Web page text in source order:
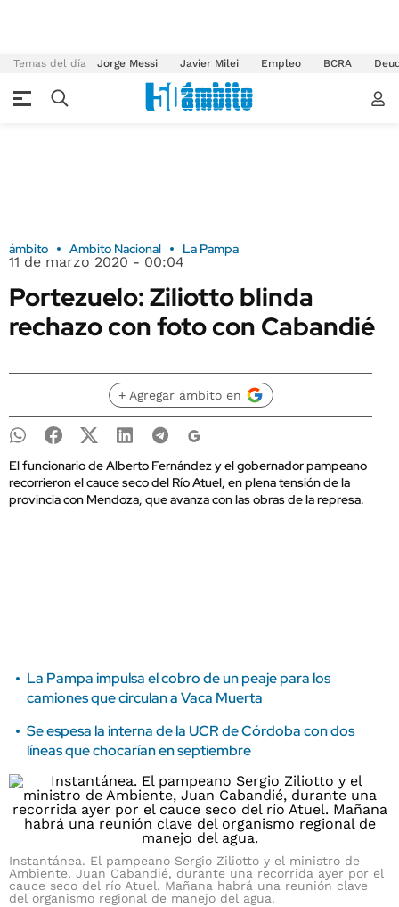
Temas del día Jorge Messi Javier Milei Empleo BCRA
ámbito Ambito Nacional La Pampa
11 de marzo 2020 - 00:04
Portezuelo: Ziliotto blinda
rechazo con foto con Cabandié
+ Agregar ámbito en
El funcionario de Alberto Fernández y el gobernador pampeano
recorrieron el cauce seco del Río Atuel, en plena tensión de la
provincia con Mendoza, que avanza con las obras de la represa.
La Pampa impulsa el cobro de un peaje para los
camiones que circulan a Vaca Muerta
Se espesa la interna de la UCR de Córdoba con dos
líneas que chocarían en septiembre
Instantánea. El pampeano Sergio Ziliotto y el ministro de
Ambiente, Juan Cabandié, durante una recorrida ayer por el
cauce seco del río Atuel. Mañana habrá una reunión clave
del organismo regional de manejo del agua.